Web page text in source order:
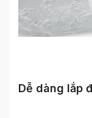
Dễ dàng lắp